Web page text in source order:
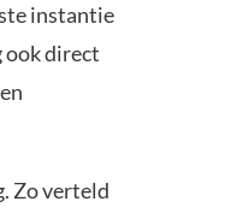
instantie
ook direct
Zo verteld